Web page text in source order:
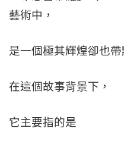
藝術中，
是一個極其輝煌卻也
在這個故事背景下，
它主要指的是